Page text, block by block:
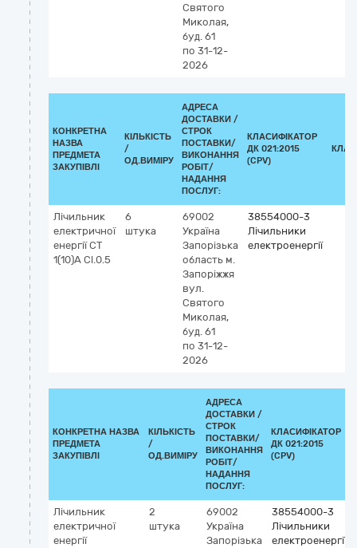
Святого
Миколая,
буд. 61
по 31-12-
2026
КОНКРЕТНА
НАЗВА
ПРЕДМЕТА
ЗАКУПІВЛІ
КІЛЬКІСТЬ
/
ОД.ВИМІРУ
АДРЕСА
ДОСТАВКИ /
СТРОК
ПОСТАВКИ/
ВИКОНАННЯ
РОБІТ/
НАДАННЯ
ПОСЛУГ:
КЛАСИФІКАТОР
ДК 021:2015
(CPV)
Лічильник
електричної
енергії CT
1(10)A Cl.0.5
6
штука
69002
Україна
Запорізька
область м.
Запоріжжя
вул.
Святого
Миколая,
буд. 61
по 31-12-
2026
38554000-3
Лічильники
електроенергії
КОНКРЕТНА НАЗВА
ПРЕДМЕТА
ЗАКУПІВЛІ
КІЛЬКІСТЬ
/
ОД.ВИМІРУ
АДРЕСА
ДОСТАВКИ /
СТРОК
ПОСТАВКИ/
ВИКОНАННЯ
РОБІТ/
НАДАННЯ
ПОСЛУГ:
КЛАСИФІКАТОР
ДК 021:2015
(CPV)
Лічильник
електричної
енергії
2
штука
69002
Україна
Запорізька
38554000-3
Лічильники
електроенергії